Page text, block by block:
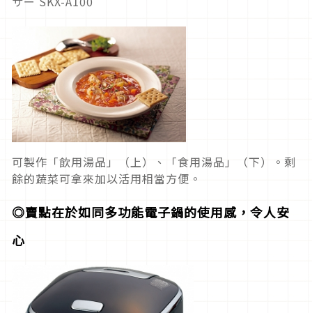
可製作「飲用湯品」（上）、「食用湯品」（下）。剩
餘的蔬菜可拿來加以活用相當方便。
◎賣點在於如同多功能電子鍋的使用感，令人安
心